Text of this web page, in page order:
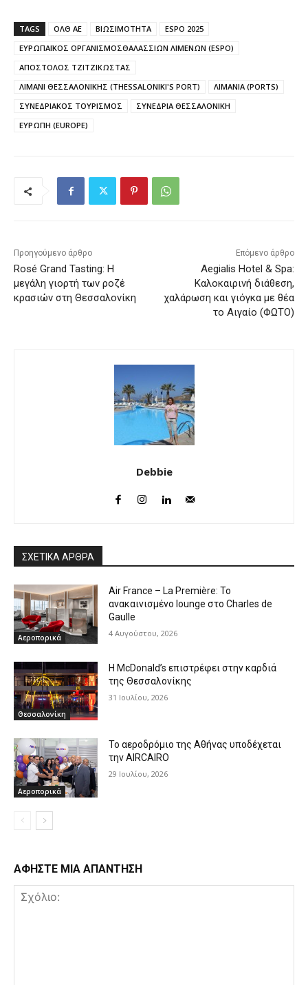
TAGS ΟΛΘ ΑΕ ΒΙΩΣΙΜΟΤΗΤΑ
ESPO 2025
ΕΥΡΩΠΑΪΚΟΣ ΟΡΓΑΝΙΣΜΟΣΘΑΛΑΣΣΙΩΝ ΛΙΜΕΝΩΝ (ESPO)
ΑΠΟΣΤΟΛΟΣ ΤΖΙΤΖΙΚΩΣΤΑΣ
ΛΙΜΑΝΙ ΘΕΣΣΑΛΟΝΙΚΗΣ (THESSALONIKI'S PORT)
ΛΙΜΑΝΙΑ (PORTS)
ΣΥΝΕΔΡΙΑΚΟΣ ΤΟΥΡΙΣΜΟΣ
ΣΥΝΕΔΡΙΑ ΘΕΣΣΑΛΟΝΙΚΗ
ΕΥΡΩΠΗ (EUROPE)
Προηγούμενο άρθρο
Rosé Grand Tasting: Η
μεγάλη γιορτή των ροζέ
κρασιών στη Θεσσαλονίκη
Επόμενο άρθρο
Aegialis Hotel & Spa:
Καλοκαιρινή διάθεση,
χαλάρωση και γιόγκα με θέα
το Αιγαίο (ΦΩΤΟ)
Debbie
ΣΧΕΤΙΚΑ ΑΡΘΡΑ
Αεροπορικά
Air France – La Première: Το
ανακαινισμένο lounge στο Charles de
Gaulle
4 Αυγούστου, 2026
Θεσσαλονίκη
Η McDonald’s επιστρέφει στην καρδιά
της Θεσσαλονίκης
31 Ιουλίου, 2026
Αεροπορικά
Το αεροδρόμιο της Αθήνας υποδέχεται
την AIRCAIRO
29 Ιουλίου, 2026
ΑΦΗΣΤΕ ΜΙΑ ΑΠΑΝΤΗΣΗ